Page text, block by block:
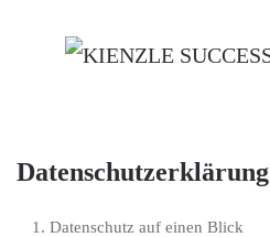
Datenschutzerklärung
Datenschutz auf einen Blick